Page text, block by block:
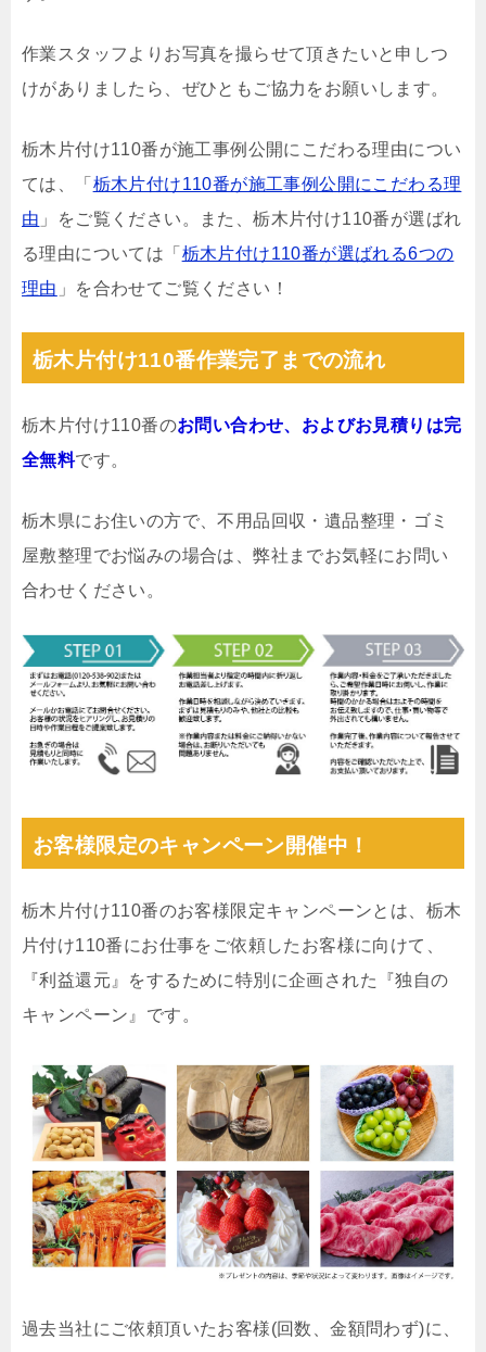
作業スタッフよりお写真を撮らせて頂きたいと申しつ
けがありましたら、ぜひともご協力をお願いします。
栃木片付け110番が施工事例公開にこだわる理由につい
ては、「 栃木片付け110番が施工事例公開にこだわる理
由 」をご覧ください。また、栃木片付け110番が選ばれ
る理由については「 栃木片付け110番が選ばれる6つの
理由 」を合わせてご覧ください！
栃木片付け110番作業完了までの流れ
栃木片付け110番のお問い合わせ、およびお見積りは完
全無料です。
栃木県にお住いの方で、不用品回収・遺品整理・ゴミ
屋敷整理でお悩みの場合は、弊社までお気軽にお問い
合わせください。
お客様限定のキャンペーン開催中！
栃木片付け110番のお客様限定キャンペーンとは、栃木
片付け110番にお仕事をご依頼したお客様に向けて、
『利益還元』をするために特別に企画された『独自の
キャンペーン』です。
過去当社にご依頼頂いたお客様(回数、金額問わず)に、